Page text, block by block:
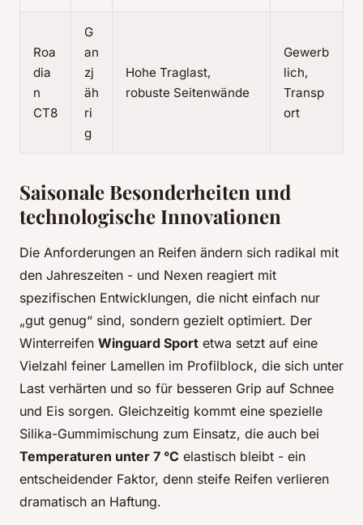
Roa
dia
n
CT8
G
an
zj
äh
ri
g
Hohe Traglast,
robuste Seitenwände
Gewerb
lich,
Transp
ort
Saisonale Besonderheiten und
technologische Innovationen
Die Anforderungen an Reifen ändern sich radikal mit
den Jahreszeiten - und Nexen reagiert mit
spezifischen Entwicklungen, die nicht einfach nur
„gut genug“ sind, sondern gezielt optimiert. Der
Winterreifen Winguard Sport etwa setzt auf eine
Vielzahl feiner Lamellen im Profilblock, die sich unter
Last verhärten und so für besseren Grip auf Schnee
und Eis sorgen. Gleichzeitig kommt eine spezielle
Silika-Gummimischung zum Einsatz, die auch bei
Temperaturen unter 7 °C elastisch bleibt - ein
entscheidender Faktor, denn steife Reifen verlieren
dramatisch an Haftung.